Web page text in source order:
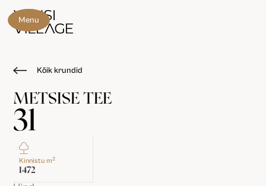
Menu
Kõik krundid
METSISE TEE
31
Kinnistu m2
1472